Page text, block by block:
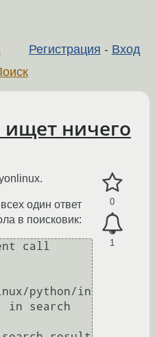
Регистрация - Вход
ищет ничего
0
1
один ответ
в поисковик:
call
python/in
search